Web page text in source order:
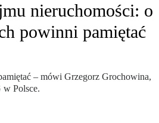
nieruchomości: o
powinni pamiętać
– mówi Grzegorz Grochowina,
w Polsce.